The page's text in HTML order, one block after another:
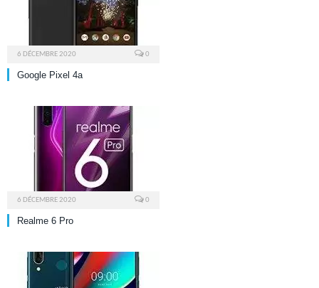
6 DÉCEMBRE 2020 0
Google Pixel 4a
6 DÉCEMBRE 2020 0
Realme 6 Pro